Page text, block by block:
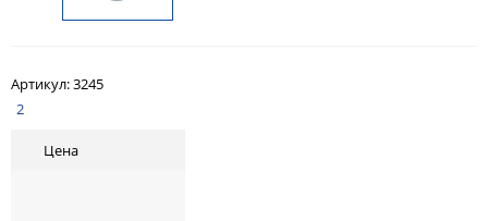
Артикул:3245
2
Цена